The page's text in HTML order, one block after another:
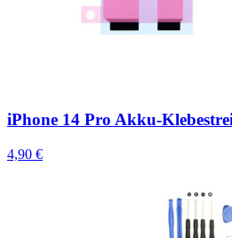
iPhone 14 Pro Akku-
4,90 €